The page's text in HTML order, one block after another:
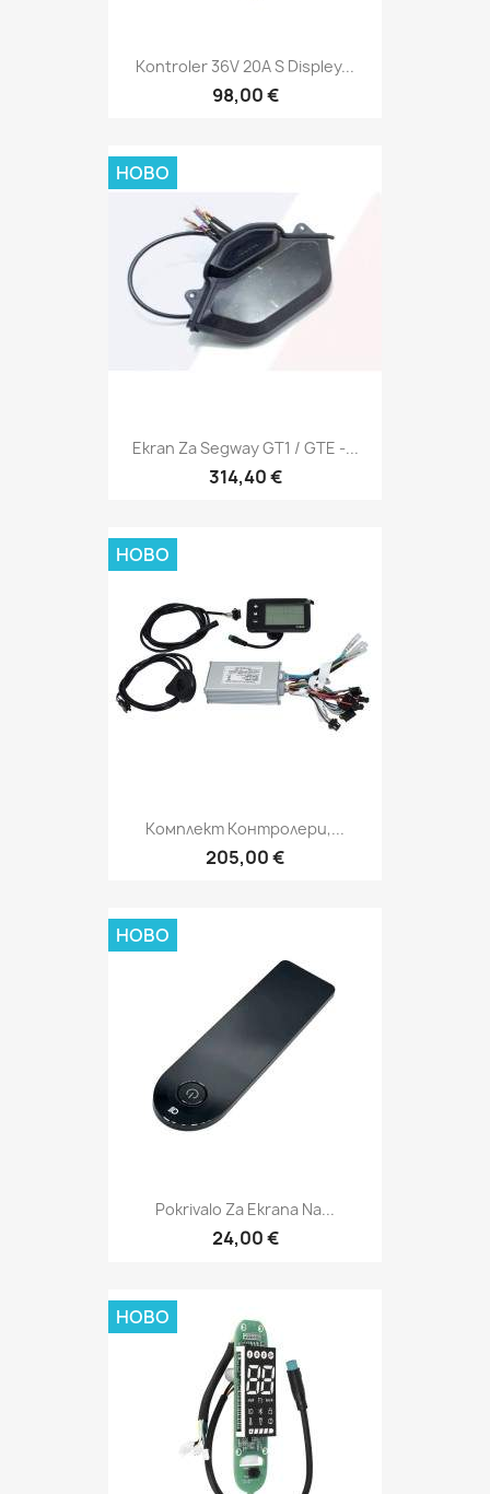
Kontroler 36V 20A S Displey...
98,00 €
Ekran Za Segway GT1 / GTE -...
314,40 €
НОВО
Комплект Контролери,...
205,00 €
НОВО
Pokrivalo Za Ekrana Na...
24,00 €
НОВО
НОВО